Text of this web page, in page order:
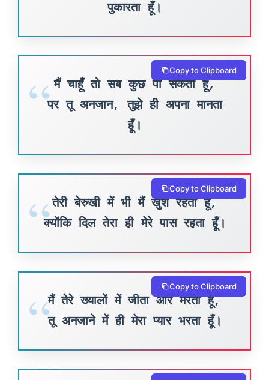
पुकारता हूँ।
मैं चाहूँ तो सब कुछ पा सकता हूँ,
पर तू अनजान, तुझे ही अपना मानता
हूँ।
Copy to Clipboard
तेरी बेरुखी में भी मैं खुश रहता हूँ,
क्योंकि दिल तेरा ही मेरे पास रहता हूँ।
Copy to Clipboard
मैं तेरे ख्यालों में जीता और मरता हूँ,
तू अनजाने में ही मेरा प्यार भरता हूँ।
Copy to Clipboard